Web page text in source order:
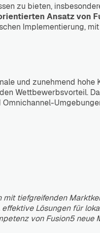
zu bieten,
Ansatz von
Implementierung,
und zunehmend
Wettbewerbsvorteil.
tiefgreifenden
Lösungen für
von Fusion5